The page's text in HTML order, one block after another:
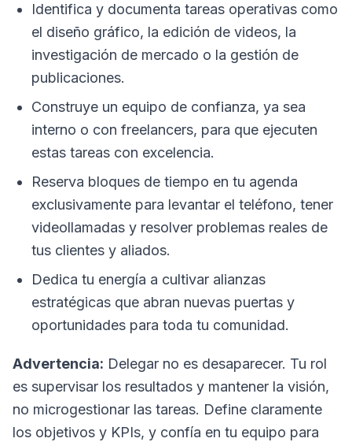
Identifica y documenta tareas operativas como
el diseño gráfico, la edición de videos, la
investigación de mercado o la gestión de
publicaciones.
Construye un equipo de confianza, ya sea
interno o con freelancers, para que ejecuten
estas tareas con excelencia.
Reserva bloques de tiempo en tu agenda
exclusivamente para levantar el teléfono, tener
videollamadas y resolver problemas reales de
tus clientes y aliados.
Dedica tu energía a cultivar alianzas
estratégicas que abran nuevas puertas y
oportunidades para toda tu comunidad.
Advertencia: Delegar no es desaparecer. Tu rol
es supervisar los resultados y mantener la visión,
no microgestionar las tareas. Define claramente
los objetivos y KPIs, y confía en tu equipo para